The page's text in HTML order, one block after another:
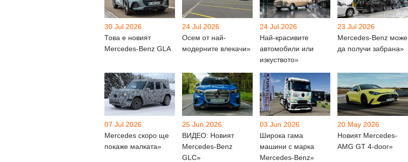
30 Jul 2026
Това е новият
Mercedes-Benz GLA
24 Jul 2026
Осем от най-
модерните влекачи»
24 Jul 2026
Най-красивите
автомобили или
изкуството»
23 Jul 2026
Mercedes-Benz може
да получи забрана»
07 Jul 2026
Mercedes скоро ще
покаже малката»
25 Jun 2026
ВИДЕО: Новият
Mercedes-Benz
GLC»
03 Jun 2026
Широка гама
машини с марка
Mercedes-Benz»
20 May 2026
Новият Mercedes-
AMG GT 4-door»